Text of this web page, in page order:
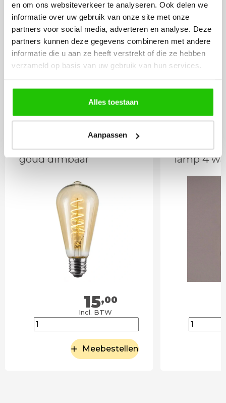
en om ons websiteverkeer te analyseren. Ook delen we
informatie over uw gebruik van onze site met onze
partners voor social media, adverteren en analyse. Deze
partners kunnen deze gegevens combineren met andere
informatie die u aan ze heeft verstrekt of die ze hebben
verzameld op basis van uw gebruik van hun services.
Alles toestaan
Aanpassen
27,50
Meebestellen
LED lamp 4 watt E27
goud dimbaar
15,00
Incl. BTW
Meebestellen
Dimbare
lamp 4